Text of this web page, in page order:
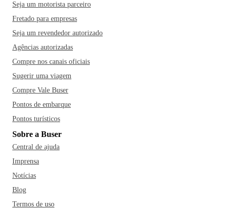
Seja um motorista parceiro
Fretado para empresas
Seja um revendedor autorizado
Agências autorizadas
Compre nos canais oficiais
Sugerir uma viagem
Compre Vale Buser
Pontos de embarque
Pontos turísticos
Sobre a Buser
Central de ajuda
Imprensa
Notícias
Blog
Termos de uso